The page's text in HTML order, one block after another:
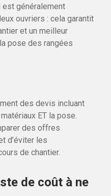
est généralement
ouvriers : cela garantit
et un meilleur
pose des rangées
des devis incluant
ET la pose.
des offres
d’éviter les
de chantier.
de coût à ne